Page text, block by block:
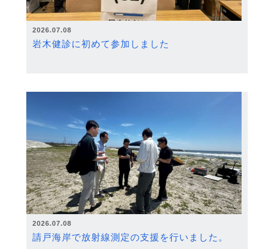
2026.07.08
岩木健診に初めて参加しました
2026.07.08
請戸海岸で放射線測定の支援を行いました。